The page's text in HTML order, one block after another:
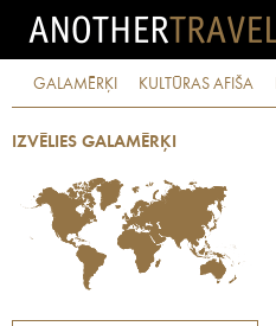
GALAMĒRĶI KULTŪRAS AFIŠA
IZVĒLIES GALAMĒRĶI